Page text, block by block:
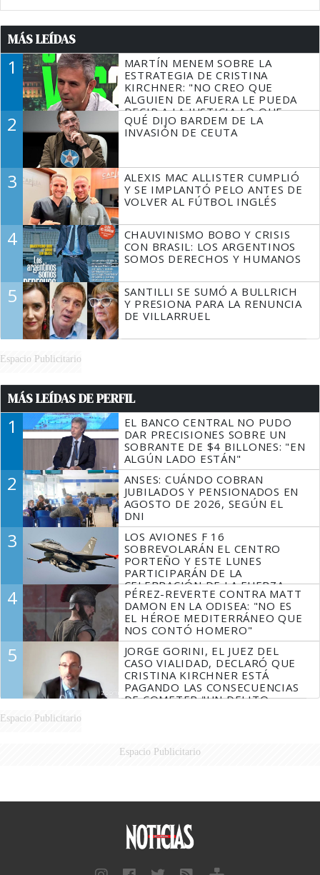
MÁS LEÍDAS
1
MARTÍN MENEM SOBRE LA
ESTRATEGIA DE CRISTINA
KIRCHNER: "NO CREO QUE
ALGUIEN DE AFUERA LE PUEDA
DECIR A LA JUSTICIA LO QUE
TIENE QUE HACER"
2
QUÉ DIJO BARDEM DE LA
INVASIÓN DE CEUTA
3
ALEXIS MAC ALLISTER CUMPLIÓ
Y SE IMPLANTÓ PELO ANTES DE
VOLVER AL FÚTBOL INGLÉS
4
CHAUVINISMO BOBO Y CRISIS
CON BRASIL: LOS ARGENTINOS
SOMOS DERECHOS Y HUMANOS
5
SANTILLI SE SUMÓ A BULLRICH
Y PRESIONA PARA LA RENUNCIA
DE VILLARRUEL
Espacio Publicitario
MÁS LEÍDAS DE PERFIL
1
EL BANCO CENTRAL NO PUDO
DAR PRECISIONES SOBRE UN
SOBRANTE DE $4 BILLONES: "EN
ALGÚN LADO ESTÁN"
2
ANSES: CUÁNDO COBRAN
JUBILADOS Y PENSIONADOS EN
AGOSTO DE 2026, SEGÚN EL
DNI
3
LOS AVIONES F 16
SOBREVOLARÁN EL CENTRO
PORTEÑO Y ESTE LUNES
PARTICIPARÁN DE LA
CELEBRACIÓN DE LA FUERZA
AÉREA
4
PÉREZ-REVERTE CONTRA MATT
DAMON EN LA ODISEA: "NO ES
EL HÉROE MEDITERRÁNEO QUE
NOS CONTÓ HOMERO"
5
JORGE GORINI, EL JUEZ DEL
CASO VIALIDAD, DECLARÓ QUE
CRISTINA KIRCHNER ESTÁ
PAGANDO LAS CONSECUENCIAS
DE COMETER "UN DELITO
Espacio Publicitario
Espacio Publicitario